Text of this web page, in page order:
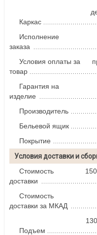
Каркас
Исполнение
заказа
Условия оплаты за
товар
Гарантия на
изделие
Производитель
Бельевой ящик
Покрытие
Условия доставки и
Стоимость
доставки
Стоимость
доставки за МКАД
Подъем